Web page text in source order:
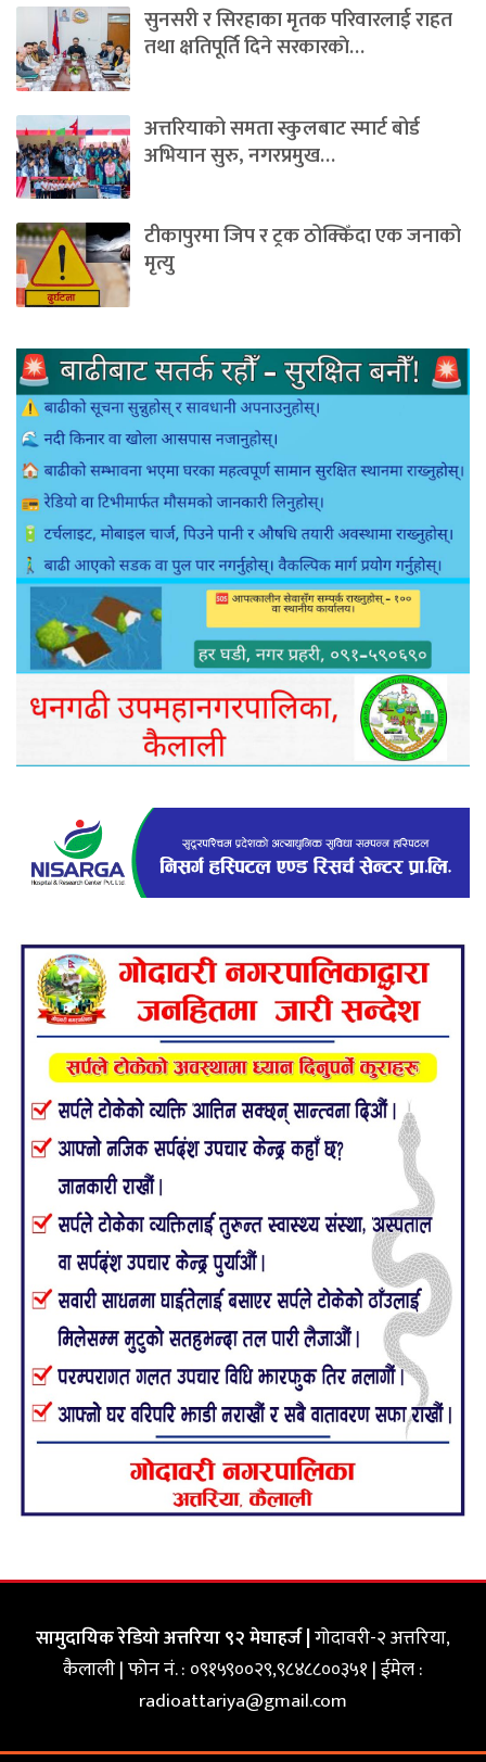
सुनसरी र सिरहाका मृतक परिवारलाई राहत
तथा क्षतिपूर्ति दिने सरकारकाे…
अत्तरियाको समता स्कुलबाट स्मार्ट बोर्ड
अभियान सुरु, नगरप्रमुख…
टीकापुरमा जिप र ट्रक ठोक्किँदा एक जनाको
मृत्यु
सामुदायिक रेडियो अत्तरिया ९२ मेघाहर्ज |गोदावरी-२ अत्तरिया,
कैलाली | फोन नं. : ०९१५९००२९,९८४८८००३५१ | ईमेल :
radioattariya@gmail.com